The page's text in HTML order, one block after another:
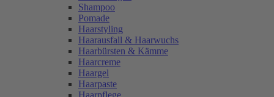
Shampoo
Pomade
Haarstyling
Haarausfall & Haarwuchs
Haarbürsten & Kämme
Haarcreme
Haargel
Haarpaste
Haarpflege